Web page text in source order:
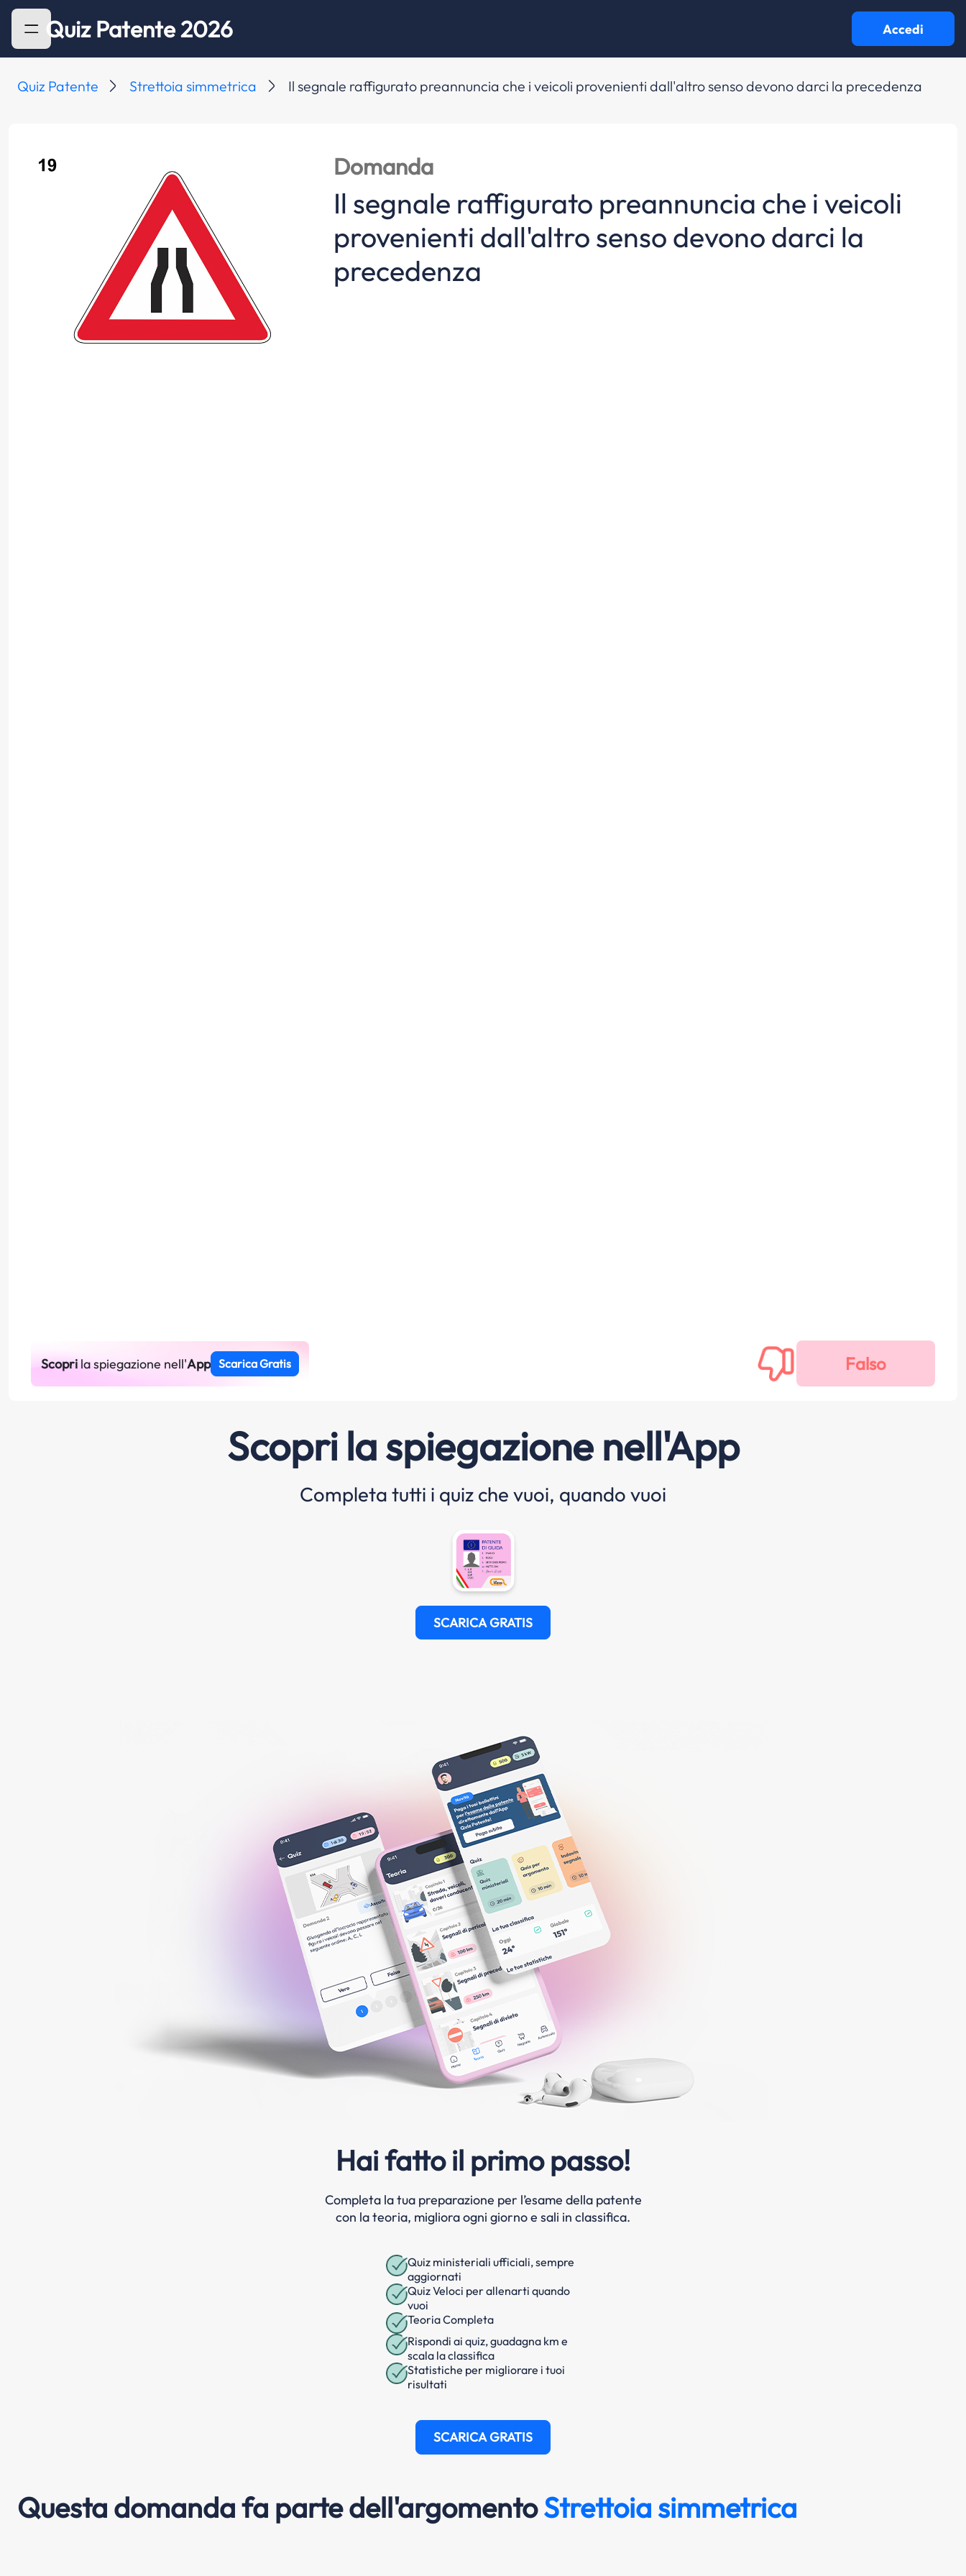
Quiz Patente 2026 Accedi
Quiz Patente Strettoia simmetrica Il segnale raffigurato preannuncia che i veicoli provenienti dall'altro senso devono darci la precedenza
Domanda
Il segnale raffigurato preannuncia che i veicoli
provenienti dall'altro senso devono darci la
precedenza
Scoprila spiegazione nell'App Scarica Gratis
Scopri la spiegazione nell'App
Completa tutti i quiz che vuoi, quando vuoi
SCARICA GRATIS
Hai fatto il primo passo!
Completa la tua preparazione per l’esame della patente
con la teoria, migliora ogni giorno e sali in classifica.
Quiz ministeriali ufficiali, sempre
aggiornati
Quiz Veloci per allenarti quando
vuoi
Teoria Completa
Rispondi ai quiz, guadagna km e
scala la classifica
Statistiche per migliorare i tuoi
risultati
SCARICA GRATIS
Questa domanda fa parte dell'argomentoStrettoia simmetrica